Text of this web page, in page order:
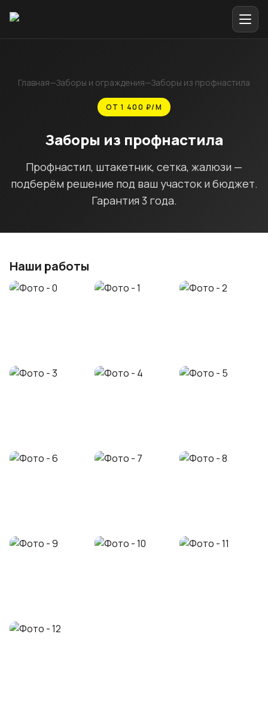
Главная—Заборы и ограждения—Заборы из профнастила
ОТ 1 400 ₽/М
Заборы из профнастила
Профнастил, штакетник, сетка, жалюзи —
подберём решение под ваш участок и бюджет.
Гарантия 3 года.
Наши работы